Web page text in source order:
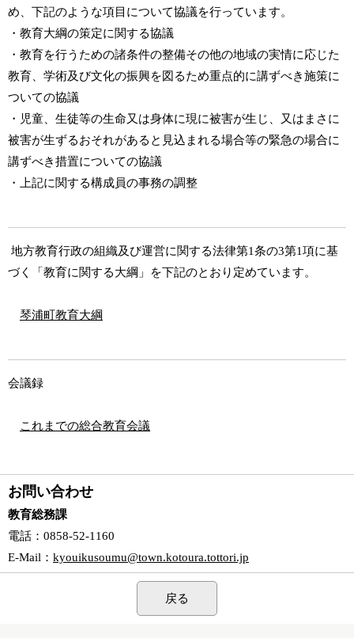
め、下記のような項目について協議を行っています。
・教育大綱の策定に関する協議
・ 教育を行うための諸条件の整備その他の地域の実情に応じた
教育、学術及び文化の振興を図るため重点的に講ずべき施策に
ついての協議
・ 児童、生徒等の生命又は身体に現に被害が生じ、又はまさに
被害が生ずるおそれがあると見込まれる場合等の緊急の場合に
講ずべき措置についての協議
・
上記に関する構成員の事務の調整
地方教育行政の組織及び運営に関する法律第1条の3第1項に基
づく「教育に関する大綱」を下記のとおり定めています。
琴浦町教育大綱
会議録
これまでの総合教育会議
お問い合わせ
教育総務課
電話 ：0858-52-1160
E-Mail ： kyouikusoumu@town.kotoura.tottori.jp
戻る